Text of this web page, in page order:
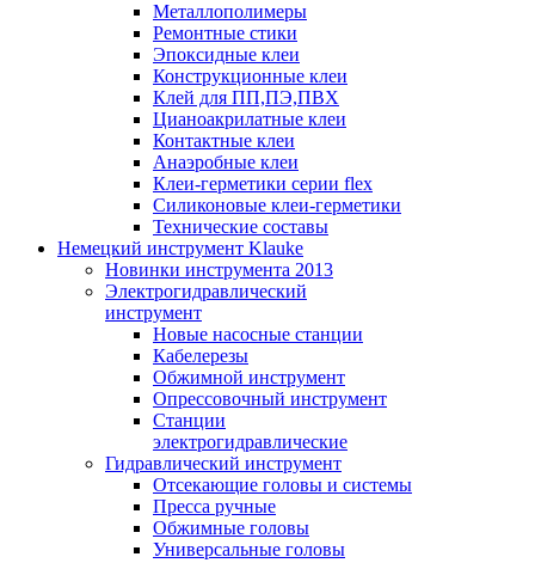
Металлополимеры
Ремонтные стики
Эпоксидные клеи
Конструкционные клеи
Клей для ПП,ПЭ,ПВХ
Цианоакрилатные клеи
Контактные клеи
Анаэробные клеи
Клеи-герметики серии flex
Силиконовые клеи-герметики
Технические составы
Немецкий инструмент Klauke
Новинки инструмента 2013
Электрогидравлический
инструмент
Новые насосные станции
Кабелерезы
Обжимной инструмент
Опрессовочный инструмент
Станции
электрогидравлические
Гидравлический инструмент
Отсекающие головы и системы
Пресса ручные
Обжимные головы
Универсальные головы